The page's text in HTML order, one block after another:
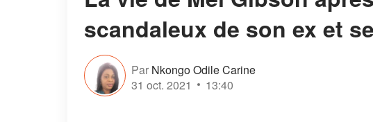
scandaleux de son ex et
Par Nkongo Odile Carine
31 oct. 2021
13:40